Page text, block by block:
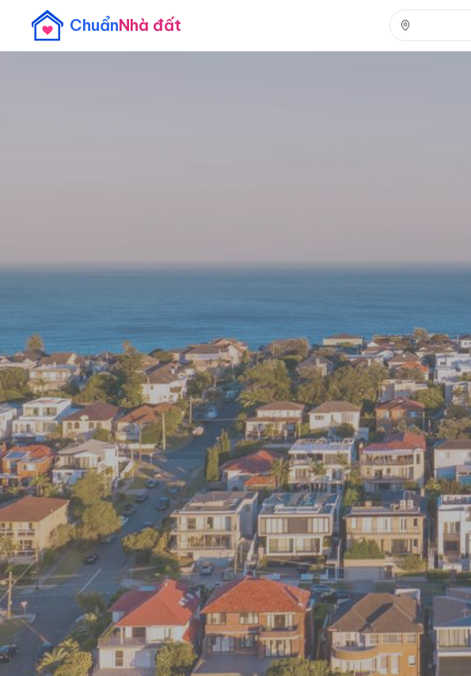
ChuẩnNhà đất